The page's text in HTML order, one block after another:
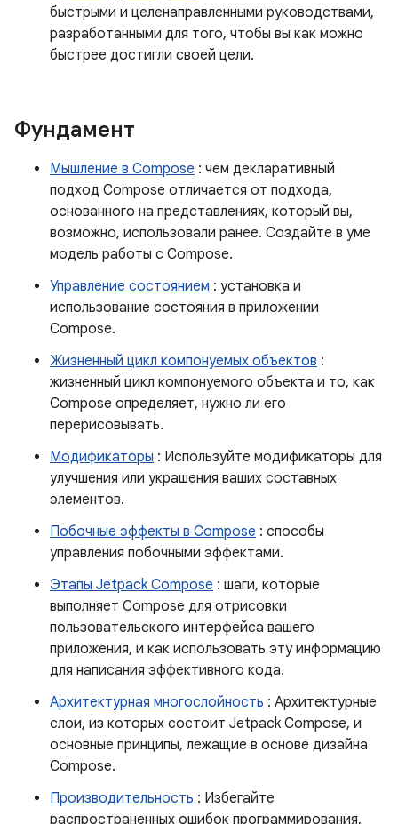
быстрыми и целенаправленными руководствами,
разработанными для того, чтобы вы как можно
быстрее достигли своей цели.
Фундамент
Мышление в Compose : чем декларативный
подход Compose отличается от подхода,
основанного на представлениях, который вы,
возможно, использовали ранее. Создайте в уме
модель работы с Compose.
Управление состоянием : установка и
использование состояния в приложении
Compose.
Жизненный цикл компонуемых объектов :
жизненный цикл компонуемого объекта и то, как
Compose определяет, нужно ли его
перерисовывать.
Модификаторы : Используйте модификаторы для
улучшения или украшения ваших составных
элементов.
Побочные эффекты в Compose : способы
управления побочными эффектами.
Этапы Jetpack Compose : шаги, которые
выполняет Compose для отрисовки
пользовательского интерфейса вашего
приложения, и как использовать эту информацию
для написания эффективного кода.
Архитектурная многослойность : Архитектурные
слои, из которых состоит Jetpack Compose, и
основные принципы, лежащие в основе дизайна
Compose.
Производительность : Избегайте
распространенных ошибок программирования,